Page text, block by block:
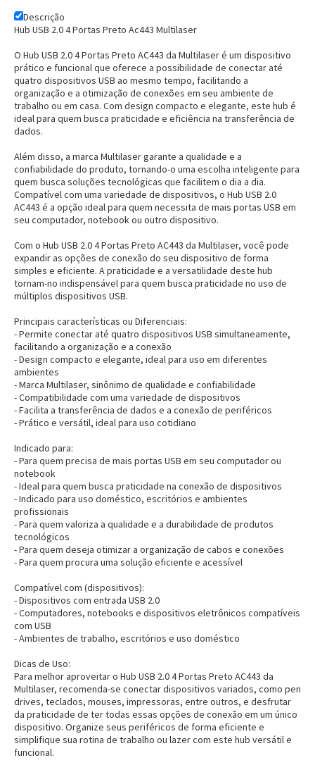
Descrição
Hub USB 2.0 4 Portas Preto Ac443 Multilaser
O Hub USB 2.0 4 Portas Preto AC443 da Multilaser é um dispositivo
prático e funcional que oferece a possibilidade de conectar até
quatro dispositivos USB ao mesmo tempo, facilitando a
organização e a otimização de conexões em seu ambiente de
trabalho ou em casa. Com design compacto e elegante, este hub é
ideal para quem busca praticidade e eficiência na transferência de
dados.
Além disso, a marca Multilaser garante a qualidade e a
confiabilidade do produto, tornando-o uma escolha inteligente para
quem busca soluções tecnológicas que facilitem o dia a dia.
Compatível com uma variedade de dispositivos, o Hub USB 2.0
AC443 é a opção ideal para quem necessita de mais portas USB em
seu computador, notebook ou outro dispositivo.
Com o Hub USB 2.0 4 Portas Preto AC443 da Multilaser, você pode
expandir as opções de conexão do seu dispositivo de forma
simples e eficiente. A praticidade e a versatilidade deste hub
tornam-no indispensável para quem busca praticidade no uso de
múltiplos dispositivos USB.
Principais características ou Diferenciais:
- Permite conectar até quatro dispositivos USB simultaneamente,
facilitando a organização e a conexão
- Design compacto e elegante, ideal para uso em diferentes
ambientes
- Marca Multilaser, sinônimo de qualidade e confiabilidade
- Compatibilidade com uma variedade de dispositivos
- Facilita a transferência de dados e a conexão de periféricos
- Prático e versátil, ideal para uso cotidiano
Indicado para:
- Para quem precisa de mais portas USB em seu computador ou
notebook
- Ideal para quem busca praticidade na conexão de dispositivos
- Indicado para uso doméstico, escritórios e ambientes
profissionais
- Para quem valoriza a qualidade e a durabilidade de produtos
tecnológicos
- Para quem deseja otimizar a organização de cabos e conexões
- Para quem procura uma solução eficiente e acessível
Compatível com (dispositivos):
- Dispositivos com entrada USB 2.0
- Computadores, notebooks e dispositivos eletrônicos compatíveis
com USB
- Ambientes de trabalho, escritórios e uso doméstico
Dicas de Uso:
Para melhor aproveitar o Hub USB 2.0 4 Portas Preto AC443 da
Multilaser, recomenda-se conectar dispositivos variados, como pen
drives, teclados, mouses, impressoras, entre outros, e desfrutar
da praticidade de ter todas essas opções de conexão em um único
dispositivo. Organize seus periféricos de forma eficiente e
simplifique sua rotina de trabalho ou lazer com este hub versátil e
funcional.